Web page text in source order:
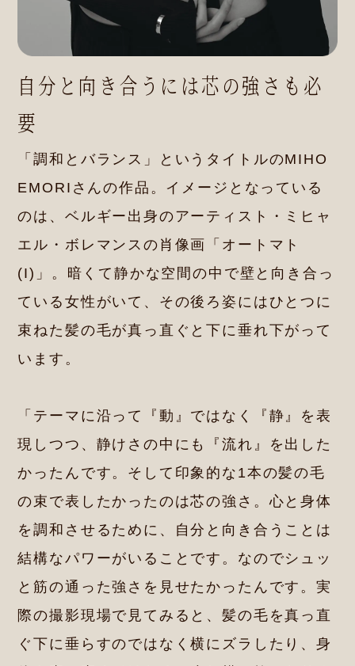
自分と向き合うには芯の強さも必
要
「調和とバランス」というタイトルのMIHO
EMORIさんの作品。イメージとなっている
のは、ベルギー出身のアーティスト・ミヒャ
エル・ボレマンスの肖像画「オートマト
(I)」。暗くて静かな空間の中で壁と向き合っ
ている女性がいて、その後ろ姿にはひとつに
束ねた髪の毛が真っ直ぐと下に垂れ下がって
います。
「テーマに沿って『動』ではなく『静』を表
現しつつ、静けさの中にも『流れ』を出した
かったんです。そして印象的な1本の髪の毛
の束で表したかったのは芯の強さ。心と身体
を調和させるために、自分と向き合うことは
結構なパワーがいることです。なのでシュッ
と筋の通った強さを見せたかったんです。実
際の撮影現場で見てみると、髪の毛を真っ直
ぐ下に垂らすのではなく横にズラしたり、身